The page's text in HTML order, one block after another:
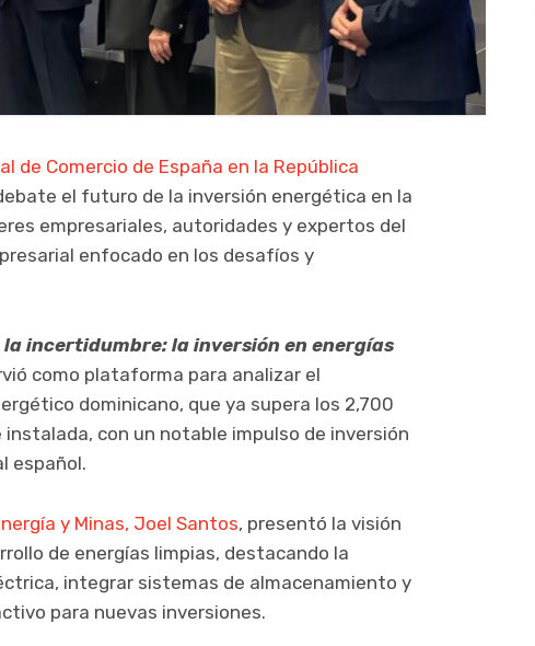
de Comercio de España en la República
el futuro de la inversión energética en la
empresariales, autoridades y expertos del
enfocado en los desafíos y
la incertidumbre: la inversión en energías
como plataforma para analizar el
dominicano, que ya supera los 2,700
con un notable impulso de inversión
español.
y Minas, Joel Santos, presentó la visión
de energías limpias, destacando la
integrar sistemas de almacenamiento y
para nuevas inversiones.